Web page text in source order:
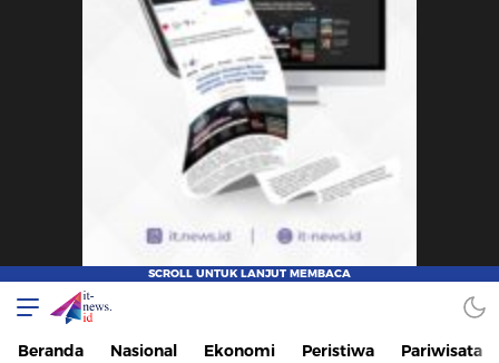
IT-NEWS
Update Cepat, Cerdas, dan Terpercaya
Beranda Nasional Ekonomi Peristiwa Pariwisata